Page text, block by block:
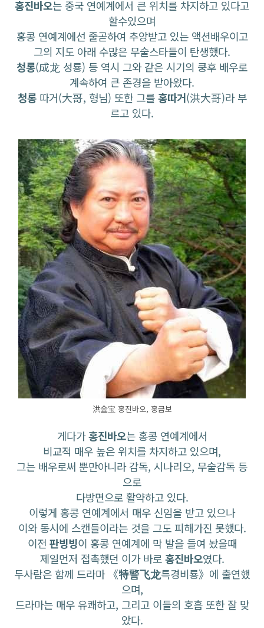
홍진바오는 중국 연예계에서 큰 위치를 차지하고 있다고
할수있으며
홍콩 연예계에선 줄곧하여 추앙받고 있는 액션배우이고
그의 지도 아래 수많은 무술스타들이 탄생했다.
청롱(成龙 성룡) 등 역시 그와 같은 시기의 쿵후 배우로
계속하여 큰 존경을 받아왔다.
청롱따거(大哥, 형님) 또한 그를홍따거(洪大哥)라 부
르고 있다.
洪金宝 홍진바오, 홍금보
게다가홍진바오는 홍콩 연예계에서
비교적 매우 높은 위치를 차지하고 있으며,
그는 배우로써 뿐만아니라 감독, 시나리오, 무술감독 등
으로
다방면으로 활약하고 있다.
이렇게 홍콩 연예계에서 매우 신임을 받고 있으나
이와 동시에 스캔들이라는 것을 그도 피해가진 못했다.
이전 판빙빙이 홍콩 연예계에 막 발을 들여 놨을때
제일먼저 접촉했던 이가 바로홍진바오였다.
두사람은 함께 드라마 《特警飞龙특경비룡》에 출연했
으며,
드라마는 매우 유쾌하고, 그리고 이들의 호흡 또한 잘 맞
았다.